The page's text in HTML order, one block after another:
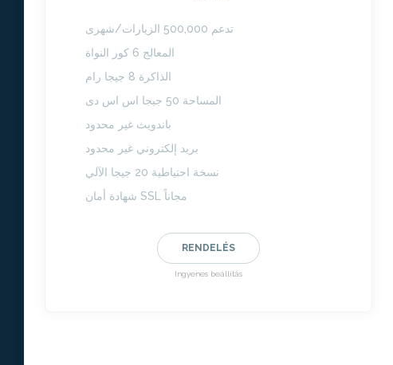
تدعم 500,000 الزيارات/شهرى
المعالج 6 كور النواة
الذاكرة 8 جيجا رام
المساحة 50 جيجا اس اس دى
باندويث غير محدود
بريد إلكتروني غير محدود
نسخة احتياطية 20 جيجا الآلي
شهادة أمان SSL مجاناً
RENDELÉS
Ingyenes beállítás